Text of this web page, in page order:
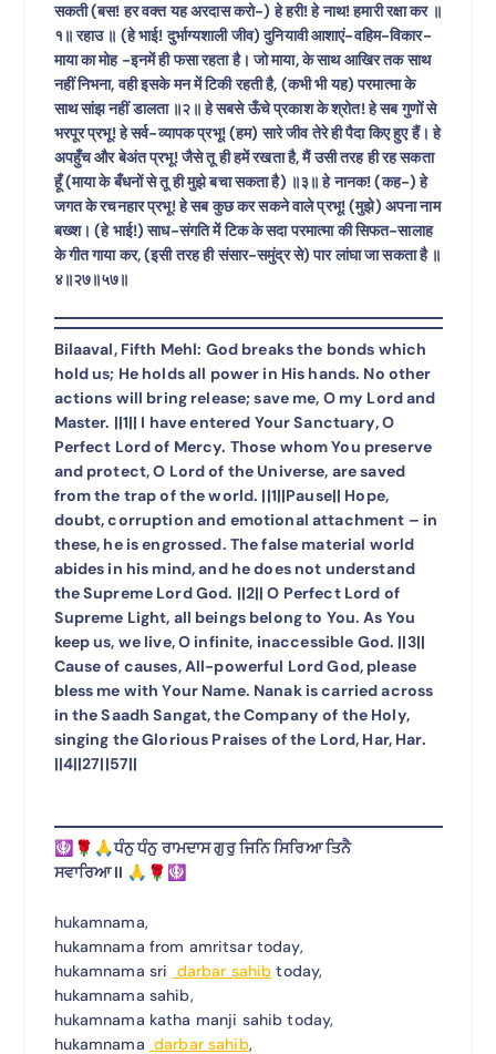
सकती (बस! हर वक्त यह अरदास करो-) हे हरी! हे नाथ! हमारी रक्षा कर ॥
१॥ रहाउ ॥ (हे भाई! दुर्भाग्यशाली जीव) दुनियावी आशाएं-वहिम-विकार-
माया का मोह -इनमें ही फसा रहता है। जो माया, के साथ आखिर तक साथ
नहीं निभना, वही इसके मन में टिकी रहती है, (कभी भी यह) परमात्मा के
साथ सांझ नहीं डालता ॥२॥ हे सबसे ऊँचे प्रकाश के श्रोत! हे सब गुणों से
भरपूर प्रभू! हे सर्व-व्यापक प्रभू! (हम) सारे जीव तेरे ही पैदा किए हुए हैं। हे
अपहुँच और बेअंत प्रभू! जैसे तू ही हमें रखता है, मैं उसी तरह ही रह सकता
हूँ (माया के बँधनों से तू ही मुझे बचा सकता है) ॥३॥ हे नानक! (कह-) हे
जगत के रचनहार प्रभू! हे सब कुछ कर सकने वाले प्रभू! (मुझे) अपना नाम
बख्श। (हे भाई!) साध-संगति में टिक के सदा परमात्मा की सिफत-सालाह
के गीत गाया कर, (इसी तरह ही संसार-समुंद्र से) पार लांघा जा सकता है ॥
४॥२७॥५७॥
Bilaaval, Fifth Mehl: God breaks the bonds which
hold us; He holds all power in His hands. No other
actions will bring release; save me, O my Lord and
Master. ||1|| I have entered Your Sanctuary, O
Perfect Lord of Mercy. Those whom You preserve
and protect, O Lord of the Universe, are saved
from the trap of the world. ||1||Pause|| Hope,
doubt, corruption and emotional attachment – in
these, he is engrossed. The false material world
abides in his mind, and he does not understand
the Supreme Lord God. ||2|| O Perfect Lord of
Supreme Light, all beings belong to You. As You
keep us, we live, O infinite, inaccessible God. ||3||
Cause of causes, All-powerful Lord God, please
bless me with Your Name. Nanak is carried across
in the Saadh Sangat, the Company of the Holy,
singing the Glorious Praises of the Lord, Har, Har.
||4||27||57||
🪯🌹🙏ਧੰਨੁ ਧੰਨੁ ਰਾਮਦਾਸ ਗੁਰੁ ਜਿਨਿ ਸਿਰਿਆ ਤਿਨੈ
ਸਵਾਰਿਆ II 🙏🌹🪯
hukamnama,
hukamnama from amritsar today,
hukamnama sri darbar sahib today,
hukamnama sahib,
hukamnama katha manji sahib today,
hukamnama darbar sahib,